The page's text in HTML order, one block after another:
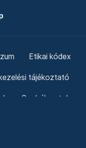
Etikai kódex
tájékoztató
Szabályzatok